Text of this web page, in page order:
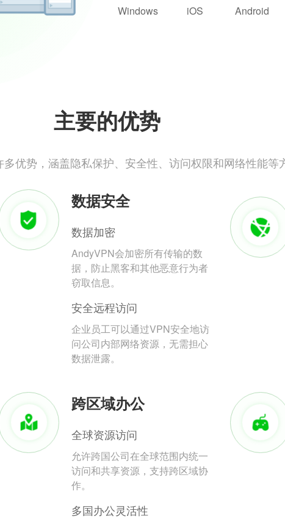
Windows iOS Android
主要的优势
优势，涵盖隐私保护、安全性、访问权限和网络性能等
数据安全
数据加密
AndyVPN会加密所有传输的数
据，防止黑客和其他恶意行为者
窃取信息。
安全远程访问
企业员工可以通过VPN安全地访
问公司内部网络资源，无需担心
数据泄露。
跨区域办公
全球资源访问
允许跨国公司在全球范围内统一
访问和共享资源，支持跨区域协
作。
多国办公灵活性